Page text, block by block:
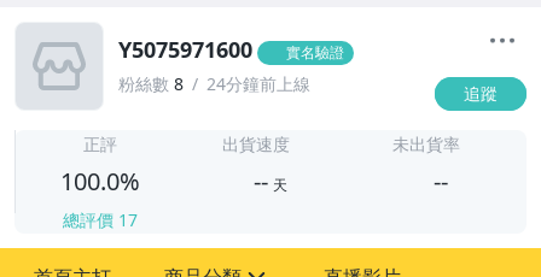
Y5075971600 實名驗證
粉絲數 8 24分鐘前上線 追蹤
正評
100.0%
總評價 17
出貨速度
-- 天
未出貨率
--